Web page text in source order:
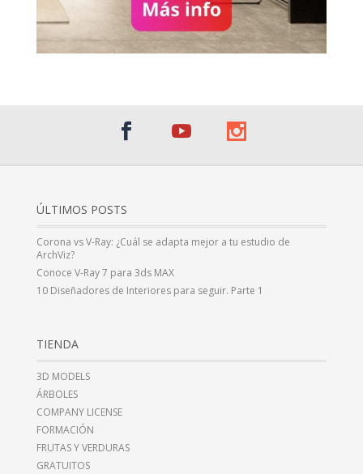
ÚLTIMOS POSTS
Corona vs V-Ray: ¿Cuál se adapta mejor a tu estudio de
ArchViz?
Conoce V-Ray 7 para 3ds MAX
10 Diseñadores de Interiores para seguir. Parte 1
TIENDA
3D MODELS
ÁRBOLES
COMPANY LICENSE
FORMACIÓN
FRUTAS Y VERDURAS
GRATUITOS